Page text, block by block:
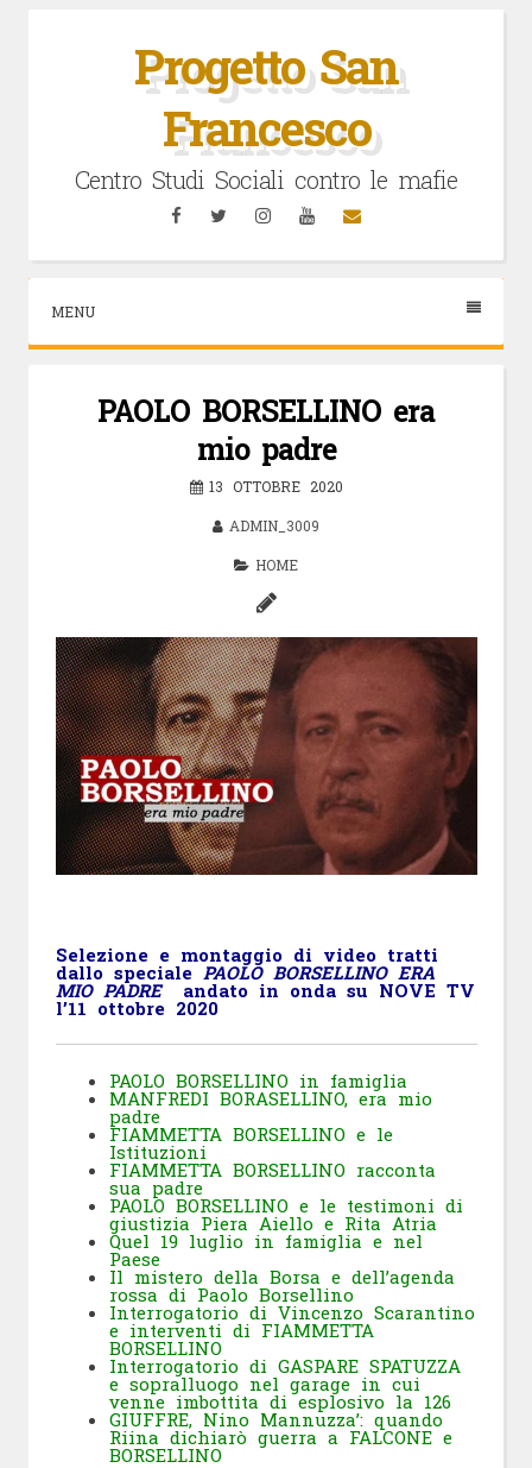
Progetto San
Francesco
Centro Studi Sociali contro le mafie
FacebookTwitterInstagramYouTubeEmail
MENU
PAOLO BORSELLINO era
mio padre
13 OTTOBRE 2020
ADMIN_3009
HOME
Selezione e montaggio di video tratti
dallo speciale PAOLO BORSELLINO ERA
MIO PADREandato in onda su NOVE TV
l’11 ottobre 2020
PAOLO BORSELLINO in famiglia
MANFREDI BORASELLINO, era mio
padre
FIAMMETTA BORSELLINO e le
Istituzioni
FIAMMETTA BORSELLINO racconta
sua padre
PAOLO BORSELLINO e le testimoni di
giustizia Piera Aiello e Rita Atria
Quel 19 luglio in famiglia e nel
Paese
Il mistero della Borsa e dell’agenda
rossa di Paolo Borsellino
Interrogatorio di Vincenzo Scarantino
e interventi di FIAMMETTA
BORSELLINO
Interrogatorio di GASPARE SPATUZZA
e sopralluogo nel garage in cui
venne imbottita di esplosivo la 126
GIUFFRE, Nino Mannuzza’: quando
Riina dichiarò guerra a FALCONE e
BORSELLINO